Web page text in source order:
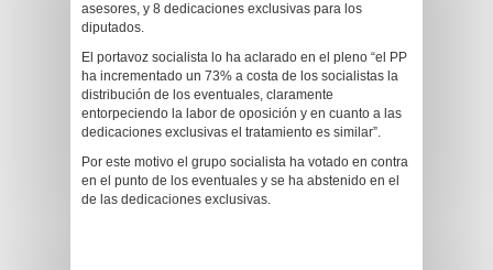
asesores, y 8 dedicaciones exclusivas para los
diputados.
El portavoz socialista lo ha aclarado en el pleno “el PP
ha incrementado un 73% a costa de los socialistas la
distribución de los eventuales, claramente
entorpeciendo la labor de oposición y en cuanto a las
dedicaciones exclusivas el tratamiento es similar”.
Por este motivo el grupo socialista ha votado en contra
en el punto de los eventuales y se ha abstenido en el
de las dedicaciones exclusivas.